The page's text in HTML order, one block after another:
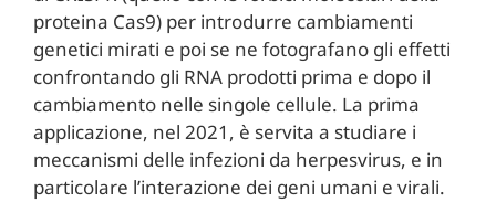
proteina Cas9) per introdurre cambiamenti
genetici mirati e poi se ne fotografano gli effetti
confrontando gli RNA prodotti prima e dopo il
cambiamento nelle singole cellule. La prima
applicazione, nel 2021, è servita a studiare i
meccanismi delle infezioni da herpesvirus, e in
particolare l’interazione dei geni umani e virali.